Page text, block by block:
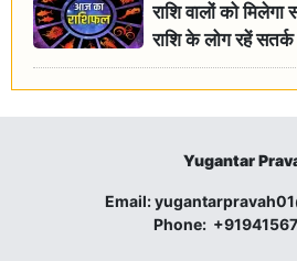
राशि वालों को
राशि के लोग रहें सतर्क
Yugantar
Email:
Phone: